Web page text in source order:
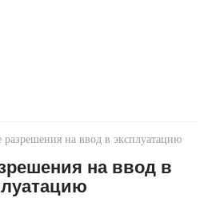
разрешения на ввод в эксплуатацию
на ввод в